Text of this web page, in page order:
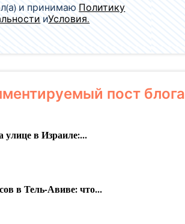
и принимаю Политику
иУсловия.
пост блога
улице в Израиле:...
в Тель-Авиве: что...